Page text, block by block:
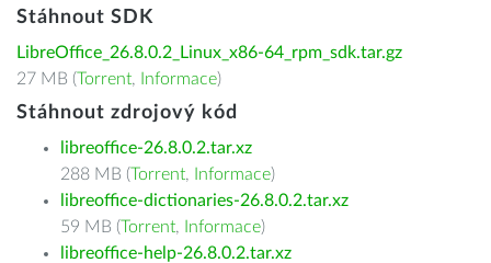
Stáhnout SDK
LibreOffice_26.8.0.2_Linux_x86-64_rpm_sdk.tar.gz
27 MB (Torrent, Informace)
Stáhnout zdrojový kód
libreoffice-26.8.0.2.tar.xz
288 MB (Torrent, Informace)
libreoffice-dictionaries-26.8.0.2.tar.xz
59 MB (Torrent, Informace)
libreoffice-help-26.8.0.2.tar.xz